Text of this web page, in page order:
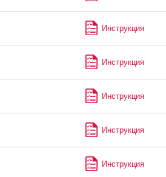
Инструкция
Инструкция
Инструкция
Инструкция
Инструкция